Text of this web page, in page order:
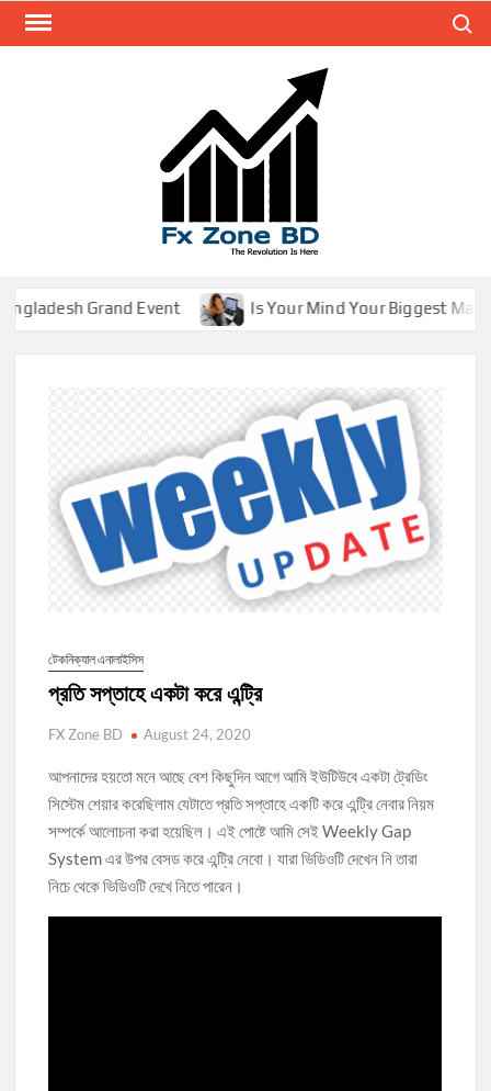
Grand Event Is Your Mind Your Biggest Market
টেকনিক্যাল এনালাইসিস
প্রতি সপ্তাহে একটা করে এন্ট্রি
FX Zone BD August 24, 2020
আপনাদের হয়তো মনে আছে বেশ কিছুদিন আগে আমি ইউটিউবে একটা ট্রেডিং
সিস্টেম শেয়ার করেছিলাম যেটাতে প্রতি সপ্তাহে একটি করে এন্ট্রি নেবার নিয়ম
সম্পর্কে আলোচনা করা হয়েছিল। এই পোষ্টে আমি সেই Weekly Gap
System এর উপর বেসড করে এন্ট্রি নেবো। যারা ভিডিওটি দেখেন নি তারা
নিচে থেকে ভিডিওটি দেখে নিতে পারেন।